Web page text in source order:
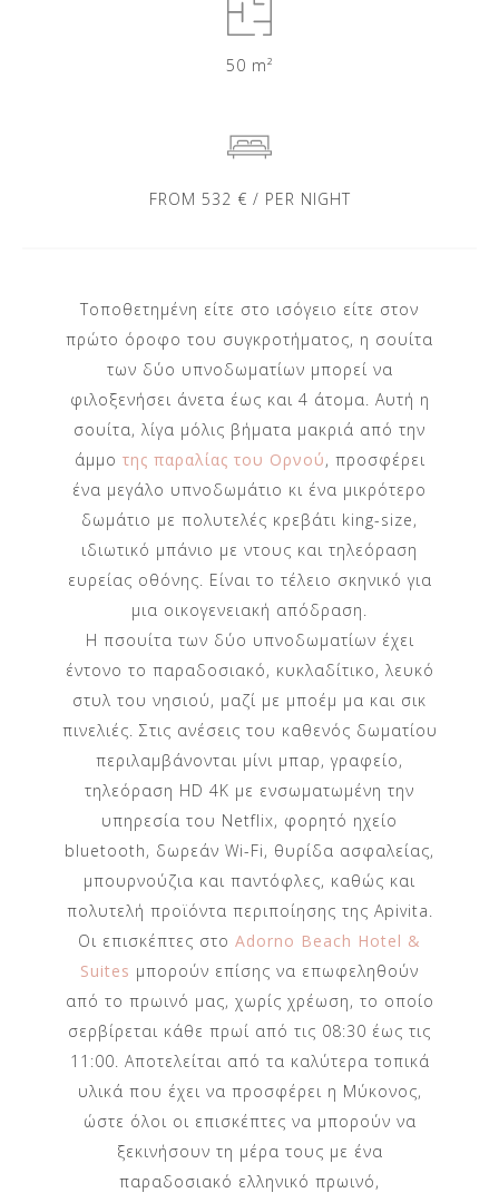
50 m²
FROM 532 € / PER NIGHT
Τοποθετημένη είτε στο ισόγειο είτε στον
πρώτο όροφο του συγκροτήματος, η σουίτα
των δύο υπνοδωματίων μπορεί να
φιλοξενήσει άνετα έως και 4 άτομα. Αυτή η
σουίτα, λίγα μόλις βήματα μακριά από την
άμμο της παραλίας του Ορνού, προσφέρει
ένα μεγάλο υπνοδωμάτιο κι ένα μικρότερο
δωμάτιο με πολυτελές κρεβάτι king-size,
ιδιωτικό μπάνιο με ντους και τηλεόραση
ευρείας οθόνης. Είναι το τέλειο σκηνικό για
μια οικογενειακή απόδραση.
Η πσουίτα των δύο υπνοδωματίων έχει
έντονο το παραδοσιακό, κυκλαδίτικο, λευκό
στυλ του νησιού, μαζί με μποέμ μα και σικ
πινελιές. Στις ανέσεις τoυ καθενός δωματίου
περιλαμβάνονται μίνι μπαρ, γραφείο,
τηλεόραση HD 4Κ με ενσωματωμένη την
υπηρεσία του Netflix, φορητό ηχείο
bluetooth, δωρεάν Wi-Fi, θυρίδα ασφαλείας,
μπουρνούζια και παντόφλες, καθώς και
πολυτελή προϊόντα περιποίησης της Apivita.
Οι επισκέπτες στο Adorno Beach Hotel &
Suites μπορούν επίσης να επωφεληθούν
από το πρωινό μας, χωρίς χρέωση, το οποίο
σερβίρεται κάθε πρωί από τις 08:30 έως τις
11:00. Αποτελείται από τα καλύτερα τοπικά
υλικά που έχει να προσφέρει η Μύκονος,
ώστε όλοι οι επισκέπτες να μπορούν να
ξεκινήσουν τη μέρα τους με ένα
παραδοσιακό ελληνικό πρωινό,